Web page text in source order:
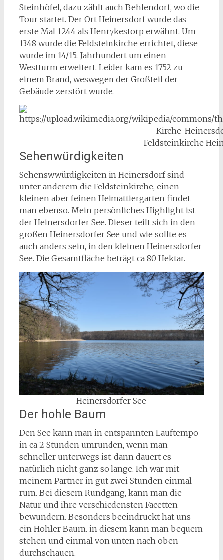
Steinhöfel, dazu zählt auch Behlendorf, wo die
Tour startet. Der Ort Heinersdorf wurde das
erste Mal 1244 als Henrykestorp erwähnt. Um
1348 wurde die Feldsteinkirche errichtet, diese
wurde im 14/15. Jahrhundert um einen
Westturm erweitert. Leider kam es 1752 zu
einem Brand, weswegen der Großteil der
Gebäude zerstört wurde.
Feldsteinkirche
Sehenwürdigkeiten
Sehenswwürdigkeiten in Heinersdorf sind
unter anderem die Feldsteinkirche, einen
kleinen aber feinen Heimattiergarten findet
man ebenso. Mein persönliches Highlight ist
der Heinersdorfer See. Dieser teilt sich in den
großen Heinersdorfer See und wie sollte es
auch anders sein, in den kleinen Heinersdorfer
See. Die Gesamtfläche beträgt ca 80 Hektar.
Heinersdorfer See
Der hohle Baum
Den See kann man in entspannten Lauftempo
in ca 2 Stunden umrunden, wenn man
schneller unterwegs ist, dann dauert es
natürlich nicht ganz so lange. Ich war mit
meinem Partner in gut zwei Stunden einmal
rum. Bei diesem Rundgang, kann man die
Natur und ihre verschiedensten Facetten
bewundern. Besonders beeindruckt hat uns
ein Hohler Baum. in diesem kann man bequem
stehen und einmal von unten nach oben
durchschauen.